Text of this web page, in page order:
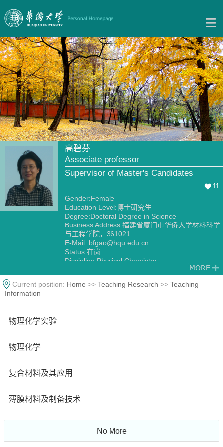
高碧芬
Associate professor
Supervisor of Master's Candidates
11
Gender:Female
Education Level:博士研究生
Degree:Doctoral Degree in Science
Business Address:福建省厦门市华侨大学材料科学
与工程学院，361021
E-Mail: bfgao@hqu.edu.cn
Status:在岗
Discipline:Physical Chemistry
Current position: Home >> Teaching Research >> Teaching
Information
物理化学实验
物理化学
复合材料及其应用
薄膜材料及制备技术
No More